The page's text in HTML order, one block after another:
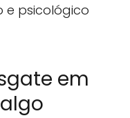
e psicológico
em